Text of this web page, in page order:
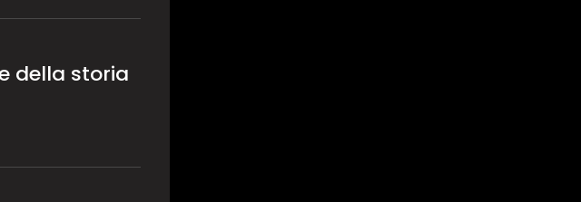
della storia